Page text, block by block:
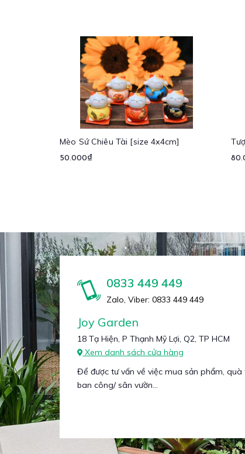
Mèo Sứ Chiêu Tài [size 4x4cm]
50.000₫
0833 449 449
Zalo, Viber: 0833 449 449
Joy Garden
18 Tạ Hiện, P Thạnh Mỹ Lợi, Q2, TP HCM
Xem danh sách cửa hàng
Để được tư vấn về việc mua sản phẩm,
ban công/ sân vườn...